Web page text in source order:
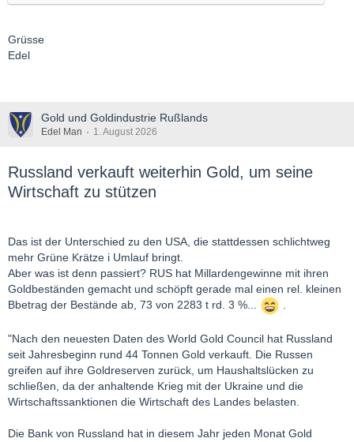
Grüsse
Edel
Gold und Goldindustrie Rußlands
Edel Man 1. August 2026
Russland verkauft weiterhin Gold, um seine
Wirtschaft zu stützen
Das ist der Unterschied zu den USA, die stattdessen schlichtweg
mehr Grüne Krätze i Umlauf bringt.
Aber was ist denn passiert? RUS hat Millardengewinne mit ihren
Goldbeständen gemacht und schöpft gerade mal einen rel. kleinen
Bbetrag der Bestände ab, 73 von 2283 t rd. 3 %...
.
"Nach den neuesten Daten des World Gold Council hat Russland
seit Jahresbeginn rund 44 Tonnen Gold verkauft. Die Russen
greifen auf ihre Goldreserven zurück, um Haushaltslücken zu
schließen, da der anhaltende Krieg mit der Ukraine und die
Wirtschaftssanktionen die Wirtschaft des Landes belasten.
Die Bank von Russland hat in diesem Jahr jeden Monat Gold